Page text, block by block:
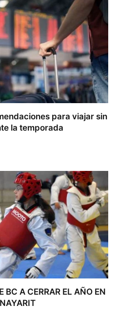
para viajar sin
la temporada
BC A CERRAR EL AÑO EN